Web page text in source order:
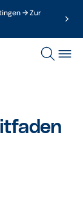
→ Zur